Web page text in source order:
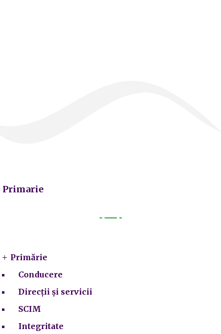
Primarie
Primărie
Conducere
Direcții și servicii
SCIM
Integritate